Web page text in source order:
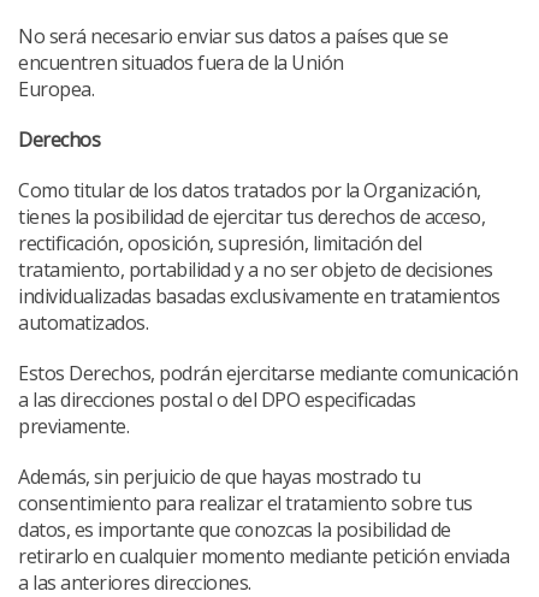
No será necesario enviar sus datos a países que se
encuentren situados fuera de la Unión
Europea.
Derechos
Como titular de los datos tratados por la Organización,
tienes la posibilidad de ejercitar tus derechos de acceso,
rectificación, oposición, supresión, limitación del
tratamiento, portabilidad y a no ser objeto de decisiones
individualizadas basadas exclusivamente en tratamientos
automatizados.
Estos Derechos, podrán ejercitarse mediante comunicación
a las direcciones postal o del DPO especificadas
previamente.
Además, sin perjuicio de que hayas mostrado tu
consentimiento para realizar el tratamiento sobre tus
datos, es importante que conozcas la posibilidad de
retirarlo en cualquier momento mediante petición enviada
a las anteriores direcciones.